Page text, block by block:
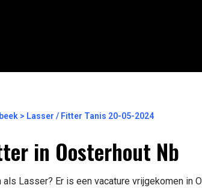
Lasser / Fitter Tanis 20-05-2024
in Oosterhout Nb
als Lasser? Er is een vacature vrijgekomen in